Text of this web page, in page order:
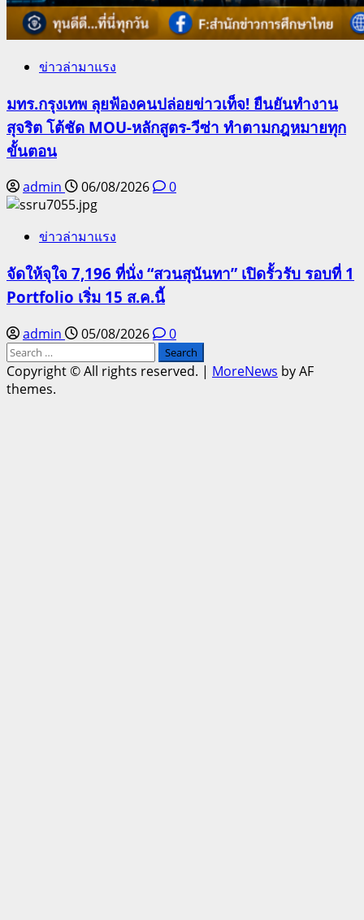
ข่าวล่ามาแรง
มทร.กรุงเทพ ลุยฟ้องคนปล่อยข่าวเท็จ! ยืนยันทำงาน
สุจริต โต้ชัด MOU-หลักสูตร-วีซ่า ทำตามกฎหมายทุก
ขั้นตอน
admin 06/08/2026 0
ข่าวล่ามาแรง
จัดให้จุใจ 7,196 ที่นั่ง “สวนสุนันทา” เปิดรั้วรับ รอบที่ 1
Portfolio เริ่ม 15 ส.ค.นี้
admin 05/08/2026
0
Search
for:
Copyright © All rights reserved. | MoreNews by AF
themes.